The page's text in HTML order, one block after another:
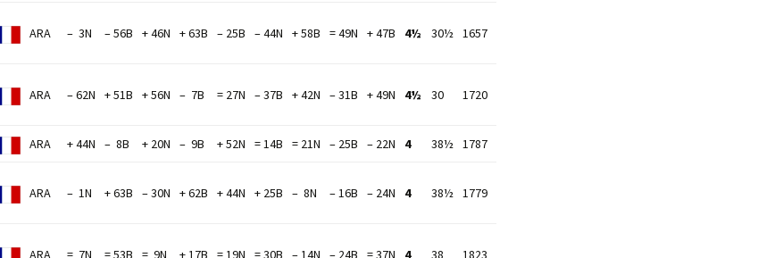
ARA – 3N – 56B + 46N + 63B – 25B – 44N + 58B = 49N + 47B 4½ 30½ 1657
ARA – 62N + 51B + 56N – 7B = 27N – 37B + 42N – 31B + 49N 4½ 30 1720
ARA + 44N – 8B + 20N – 9B + 52N = 14B = 21N – 25B – 22N 4 38½ 1787
ARA – 1N + 63B – 30N + 62B + 44N + 25B – 8N – 16B – 24N 4 38½ 1779